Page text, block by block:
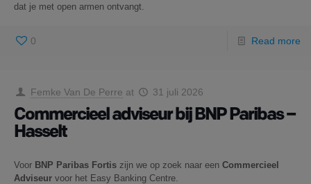
dat je met open armen ontvangt.
0 Read more
Femke Van De Perre at 31 juli 2026
Commercieel adviseur bij BNP Paribas –
Hasselt
Voor BNP Paribas Fortis zijn we op zoek naar een Commercieel
Adviseur voor het Easy Banking Centre.